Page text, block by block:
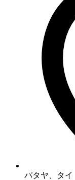
パタヤ、タイ